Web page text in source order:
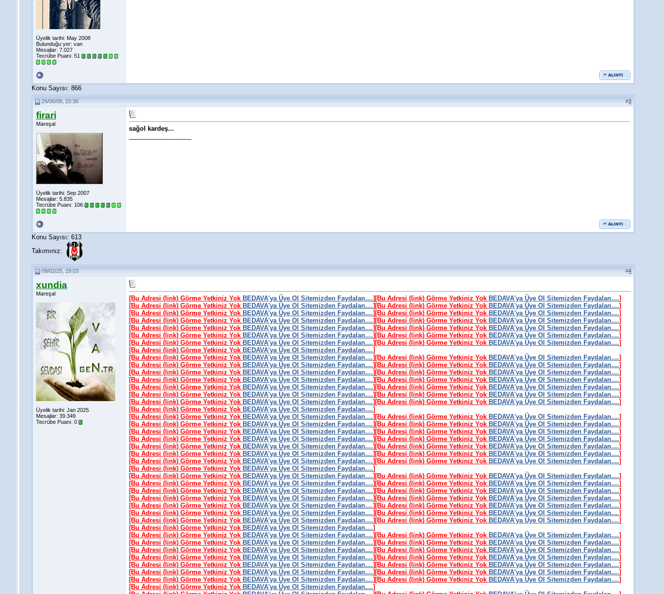
Üyelik tarihi: May 2008
Bulunduğu yer: van
Mesajlar: 7.027
Tecrübe Puanı: 51
Konu Sayısı: 866
26/06/08, 15:36 #3
firari
Mareşal
Üyelik tarihi: Sep 2007
Mesajlar: 5.835
Tecrübe Puanı: 106
sağol kardeş...
Konu Sayısı: 613
Takımınız:
09/02/25, 19:03 #4
xundia
Mareşal
Üyelik tarihi: Jan 2025
Mesajlar: 39.349
Tecrübe Puanı: 0
[Bu Adresi (link) Görme Yetkiniz Yok BEDAVA'ya Üye Ol Sitemizden Faydalan....] [Bu Adresi (link) Görme Yetkiniz Yok BEDAVA'ya Üye Ol Sitemizden Faydalan....]
[Bu Adresi (link) Görme Yetkiniz Yok BEDAVA'ya Üye Ol Sitemizden Faydalan....] [Bu Adresi (link) Görme Yetkiniz Yok BEDAVA'ya Üye Ol Sitemizden Faydalan....]
[Bu Adresi (link) Görme Yetkiniz Yok BEDAVA'ya Üye Ol Sitemizden Faydalan....] [Bu Adresi (link) Görme Yetkiniz Yok BEDAVA'ya Üye Ol Sitemizden Faydalan....]
[Bu Adresi (link) Görme Yetkiniz Yok BEDAVA'ya Üye Ol Sitemizden Faydalan....] [Bu Adresi (link) Görme Yetkiniz Yok BEDAVA'ya Üye Ol Sitemizden Faydalan....]
[Bu Adresi (link) Görme Yetkiniz Yok BEDAVA'ya Üye Ol Sitemizden Faydalan....] [Bu Adresi (link) Görme Yetkiniz Yok BEDAVA'ya Üye Ol Sitemizden Faydalan....]
[Bu Adresi (link) Görme Yetkiniz Yok BEDAVA'ya Üye Ol Sitemizden Faydalan....] [Bu Adresi (link) Görme Yetkiniz Yok BEDAVA'ya Üye Ol Sitemizden Faydalan....]
[Bu Adresi (link) Görme Yetkiniz Yok BEDAVA'ya Üye Ol Sitemizden Faydalan....] [Bu Adresi (link) Görme Yetkiniz Yok BEDAVA'ya Üye Ol Sitemizden Faydalan....]
[Bu Adresi (link) Görme Yetkiniz Yok BEDAVA'ya Üye Ol Sitemizden Faydalan....]
[Bu Adresi (link) Görme Yetkiniz Yok BEDAVA'ya Üye Ol Sitemizden Faydalan....] [Bu Adresi (link) Görme Yetkiniz Yok BEDAVA'ya Üye Ol Sitemizden Faydalan....]
[Bu Adresi (link) Görme Yetkiniz Yok BEDAVA'ya Üye Ol Sitemizden Faydalan....] [Bu Adresi (link) Görme Yetkiniz Yok BEDAVA'ya Üye Ol Sitemizden Faydalan....]
[Bu Adresi (link) Görme Yetkiniz Yok BEDAVA'ya Üye Ol Sitemizden Faydalan....] [Bu Adresi (link) Görme Yetkiniz Yok BEDAVA'ya Üye Ol Sitemizden Faydalan....]
[Bu Adresi (link) Görme Yetkiniz Yok BEDAVA'ya Üye Ol Sitemizden Faydalan....] [Bu Adresi (link) Görme Yetkiniz Yok BEDAVA'ya Üye Ol Sitemizden Faydalan....]
[Bu Adresi (link) Görme Yetkiniz Yok BEDAVA'ya Üye Ol Sitemizden Faydalan....] [Bu Adresi (link) Görme Yetkiniz Yok BEDAVA'ya Üye Ol Sitemizden Faydalan....]
[Bu Adresi (link) Görme Yetkiniz Yok BEDAVA'ya Üye Ol Sitemizden Faydalan....] [Bu Adresi (link) Görme Yetkiniz Yok BEDAVA'ya Üye Ol Sitemizden Faydalan....]
[Bu Adresi (link) Görme Yetkiniz Yok BEDAVA'ya Üye Ol Sitemizden Faydalan....] [Bu Adresi (link) Görme Yetkiniz Yok BEDAVA'ya Üye Ol Sitemizden Faydalan....]
[Bu Adresi (link) Görme Yetkiniz Yok BEDAVA'ya Üye Ol Sitemizden Faydalan....]
[Bu Adresi (link) Görme Yetkiniz Yok BEDAVA'ya Üye Ol Sitemizden Faydalan....] [Bu Adresi (link) Görme Yetkiniz Yok BEDAVA'ya Üye Ol Sitemizden Faydalan....]
[Bu Adresi (link) Görme Yetkiniz Yok BEDAVA'ya Üye Ol Sitemizden Faydalan....] [Bu Adresi (link) Görme Yetkiniz Yok BEDAVA'ya Üye Ol Sitemizden Faydalan....]
[Bu Adresi (link) Görme Yetkiniz Yok BEDAVA'ya Üye Ol Sitemizden Faydalan....] [Bu Adresi (link) Görme Yetkiniz Yok BEDAVA'ya Üye Ol Sitemizden Faydalan....]
[Bu Adresi (link) Görme Yetkiniz Yok BEDAVA'ya Üye Ol Sitemizden Faydalan....] [Bu Adresi (link) Görme Yetkiniz Yok BEDAVA'ya Üye Ol Sitemizden Faydalan....]
[Bu Adresi (link) Görme Yetkiniz Yok BEDAVA'ya Üye Ol Sitemizden Faydalan....] [Bu Adresi (link) Görme Yetkiniz Yok BEDAVA'ya Üye Ol Sitemizden Faydalan....]
[Bu Adresi (link) Görme Yetkiniz Yok BEDAVA'ya Üye Ol Sitemizden Faydalan....] [Bu Adresi (link) Görme Yetkiniz Yok BEDAVA'ya Üye Ol Sitemizden Faydalan....]
[Bu Adresi (link) Görme Yetkiniz Yok BEDAVA'ya Üye Ol Sitemizden Faydalan....] [Bu Adresi (link) Görme Yetkiniz Yok BEDAVA'ya Üye Ol Sitemizden Faydalan....]
[Bu Adresi (link) Görme Yetkiniz Yok BEDAVA'ya Üye Ol Sitemizden Faydalan....]
[Bu Adresi (link) Görme Yetkiniz Yok BEDAVA'ya Üye Ol Sitemizden Faydalan....] [Bu Adresi (link) Görme Yetkiniz Yok BEDAVA'ya Üye Ol Sitemizden Faydalan....]
[Bu Adresi (link) Görme Yetkiniz Yok BEDAVA'ya Üye Ol Sitemizden Faydalan....] [Bu Adresi (link) Görme Yetkiniz Yok BEDAVA'ya Üye Ol Sitemizden Faydalan....]
[Bu Adresi (link) Görme Yetkiniz Yok BEDAVA'ya Üye Ol Sitemizden Faydalan....] [Bu Adresi (link) Görme Yetkiniz Yok BEDAVA'ya Üye Ol Sitemizden Faydalan....]
[Bu Adresi (link) Görme Yetkiniz Yok BEDAVA'ya Üye Ol Sitemizden Faydalan....] [Bu Adresi (link) Görme Yetkiniz Yok BEDAVA'ya Üye Ol Sitemizden Faydalan....]
[Bu Adresi (link) Görme Yetkiniz Yok BEDAVA'ya Üye Ol Sitemizden Faydalan....] [Bu Adresi (link) Görme Yetkiniz Yok BEDAVA'ya Üye Ol Sitemizden Faydalan....]
[Bu Adresi (link) Görme Yetkiniz Yok BEDAVA'ya Üye Ol Sitemizden Faydalan....] [Bu Adresi (link) Görme Yetkiniz Yok BEDAVA'ya Üye Ol Sitemizden Faydalan....]
[Bu Adresi (link) Görme Yetkiniz Yok BEDAVA'ya Üye Ol Sitemizden Faydalan....] [Bu Adresi (link) Görme Yetkiniz Yok BEDAVA'ya Üye Ol Sitemizden Faydalan....]
[Bu Adresi (link) Görme Yetkiniz Yok BEDAVA'ya Üye Ol Sitemizden Faydalan....]
[Bu Adresi (link) Görme Yetkiniz Yok BEDAVA'ya Üye Ol Sitemizden Faydalan....] [Bu Adresi (link) Görme Yetkiniz Yok BEDAVA'ya Üye Ol Sitemizden Faydalan....]
[Bu Adresi (link) Görme Yetkiniz Yok BEDAVA'ya Üye Ol Sitemizden Faydalan....] [Bu Adresi (link) Görme Yetkiniz Yok BEDAVA'ya Üye Ol Sitemizden Faydalan....]
[Bu Adresi (link) Görme Yetkiniz Yok BEDAVA'ya Üye Ol Sitemizden Faydalan....] [Bu Adresi (link) Görme Yetkiniz Yok BEDAVA'ya Üye Ol Sitemizden Faydalan....]
[Bu Adresi (link) Görme Yetkiniz Yok BEDAVA'ya Üye Ol Sitemizden Faydalan....] [Bu Adresi (link) Görme Yetkiniz Yok BEDAVA'ya Üye Ol Sitemizden Faydalan....]
[Bu Adresi (link) Görme Yetkiniz Yok BEDAVA'ya Üye Ol Sitemizden Faydalan....] [Bu Adresi (link) Görme Yetkiniz Yok BEDAVA'ya Üye Ol Sitemizden Faydalan....]
[Bu Adresi (link) Görme Yetkiniz Yok BEDAVA'ya Üye Ol Sitemizden Faydalan....] [Bu Adresi (link) Görme Yetkiniz Yok BEDAVA'ya Üye Ol Sitemizden Faydalan....]
[Bu Adresi (link) Görme Yetkiniz Yok BEDAVA'ya Üye Ol Sitemizden Faydalan....] [Bu Adresi (link) Görme Yetkiniz Yok BEDAVA'ya Üye Ol Sitemizden Faydalan....]
[Bu Adresi (link) Görme Yetkiniz Yok BEDAVA'ya Üye Ol Sitemizden Faydalan....]